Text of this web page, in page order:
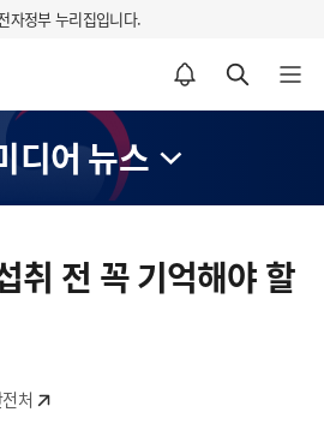
자정부 누리집입니다.
알림설정 바로가기 검색 바로가기 메뉴 열기
디어 뉴스
취 전 꼭 기억해야 할
처